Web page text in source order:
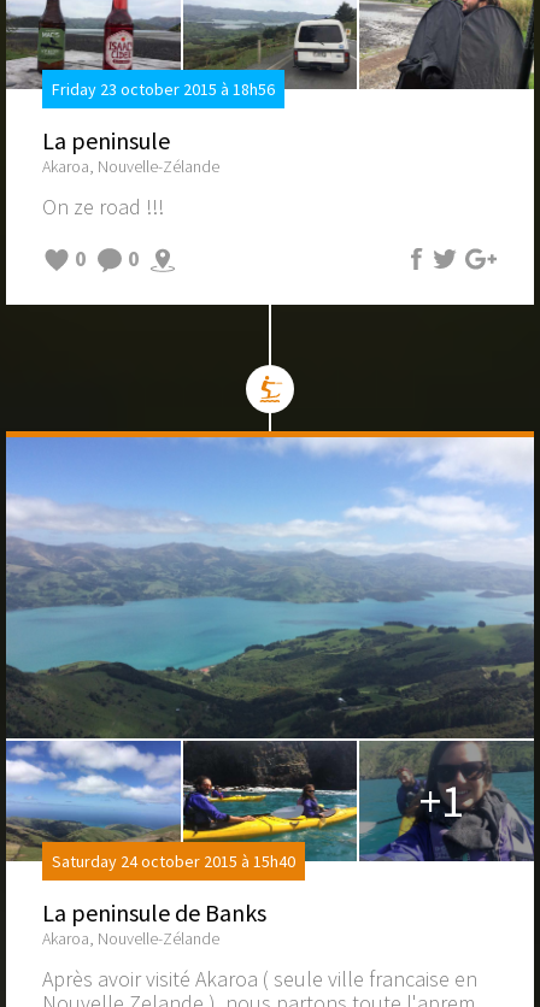
Friday 23 october 2015 à 18h56
La peninsule
Akaroa, Nouvelle-Zélande
On ze road !!!
0
0
+1
Saturday 24 october 2015 à 15h40
La peninsule de Banks
Akaroa, Nouvelle-Zélande
Après avoir visité Akaroa ( seule ville francaise en